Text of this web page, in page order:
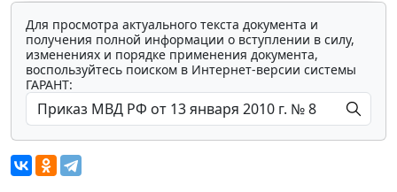
Для просмотра актуального текста документа и
получения полной информации о вступлении в силу,
изменениях и порядке применения документа,
воспользуйтесь поиском в Интернет-версии системы
ГАРАНТ: